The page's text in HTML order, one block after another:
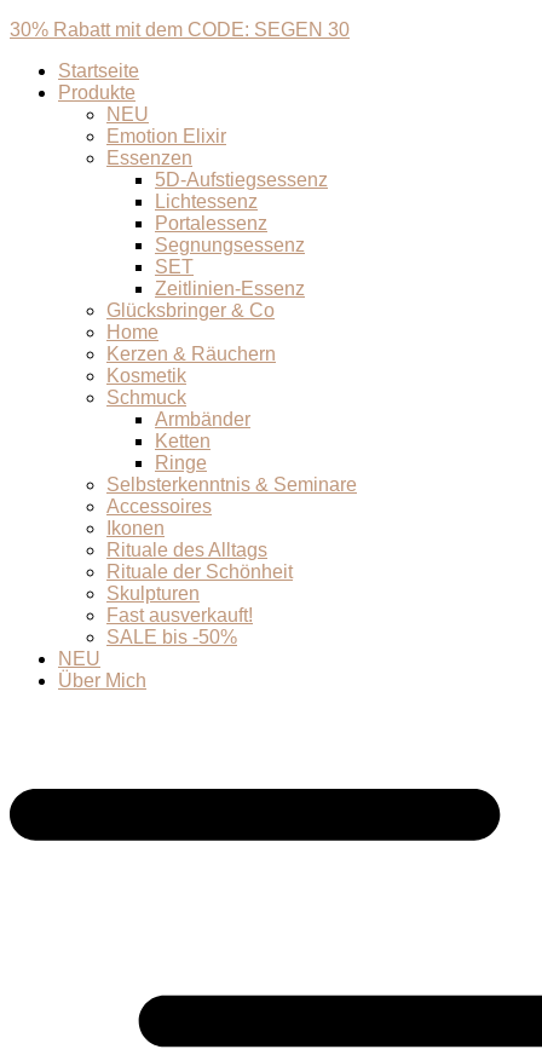
30% Rabatt mit dem CODE: SEGEN 30
Startseite
Produkte
NEU
Emotion Elixir
Essenzen
5D-Aufstiegsessenz
Lichtessenz
Portalessenz
Segnungsessenz
SET
Zeitlinien-Essenz
Glücksbringer & Co
Home
Kerzen & Räuchern
Kosmetik
Schmuck
Armbänder
Ketten
Ringe
Selbsterkenntnis & Seminare
Accessoires
Ikonen
Rituale des Alltags
Rituale der Schönheit
Skulpturen
Fast ausverkauft!
SALE bis -50%
NEU
Über Mich